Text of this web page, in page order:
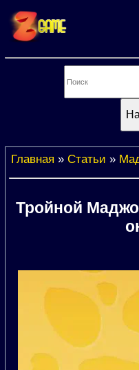
Главная » Статьи »
Тройной